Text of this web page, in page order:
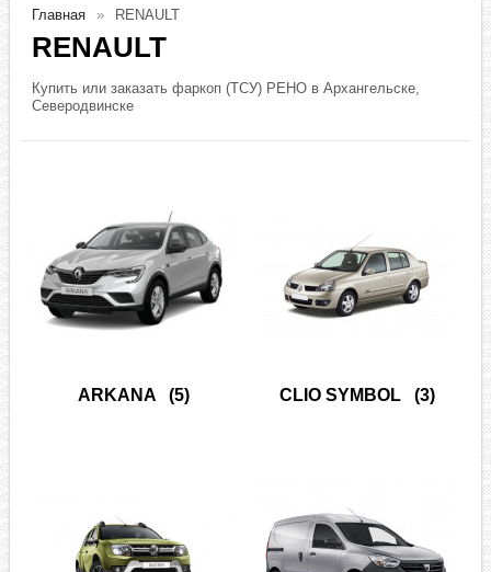
Главная RENAULT
RENAULT
Купить или заказать фаркоп (ТСУ) РЕНО в Архангельске,
Северодвинске
ARKANA (5) CLIO SYMBOL (3)